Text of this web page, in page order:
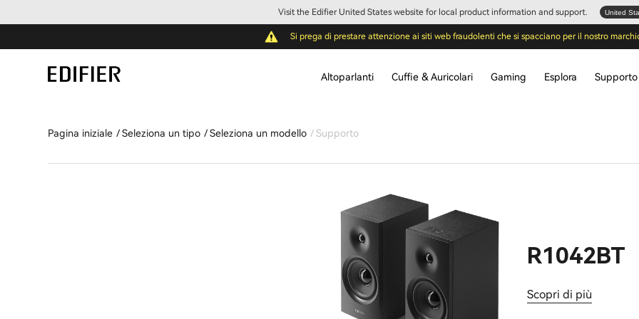
Visit the Edifier United States website for local product information and support. United
Si prega di prestare attenzione ai siti web fraudolenti che si spacciano per il nostro
Altoparlanti Cuffie & Auricolari Gaming Esplora Supporto
Pagina iniziale Seleziona un tipo Seleziona un modello Supporto
R1042BT
Scopri di più